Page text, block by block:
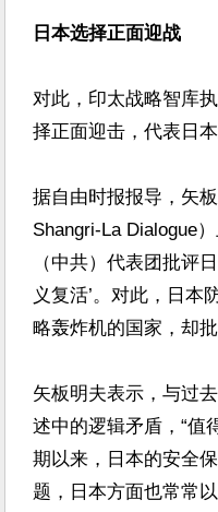
日本选择正面迎战
对此，印太战略智库
择正面迎击，代表日
据自由时报报导，矢
Shangri-La Dialogue
（中共）代表团批评
义复活’。对此，日本
略轰炸机的国家，却
矢板明夫表示，与过
述中的逻辑矛盾，“值
期以来，日本的安全
题，日本方面也常常